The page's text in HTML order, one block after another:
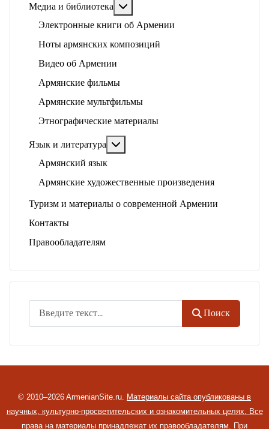
Медиа и библиотека
Электронные книги об Армении
Ноты армянских композиций
Видео об Армении
Армянские фильмы
Армянские мультфильмы
Этнографические материалы
Язык и литература
Армянский язык
Армянские художественные произведения
Туризм и материалы о современной Армении
Контакты
Правообладателям
Поиск
© 2010–2026 ArmenianSite.ru. Материалы сайта опубликованы в
научных, культурно-просветительских и ознакомительных целях. Все
права на материалы принадлежат их правообладателям. При